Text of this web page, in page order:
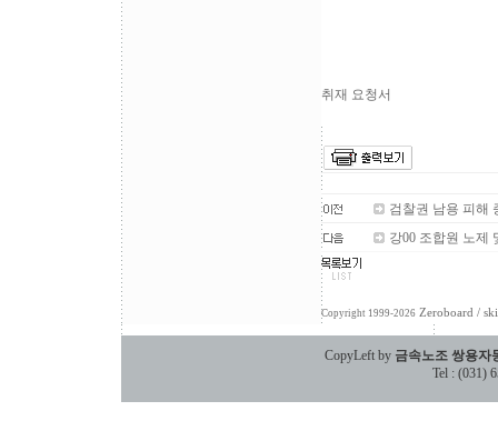
취재 요청서
검찰권 남용 피해
강00 조합원 노제
Copyright 1999-2026 Zeroboard /
CopyLeft by 금속노조 쌍용자
Tel : (031)